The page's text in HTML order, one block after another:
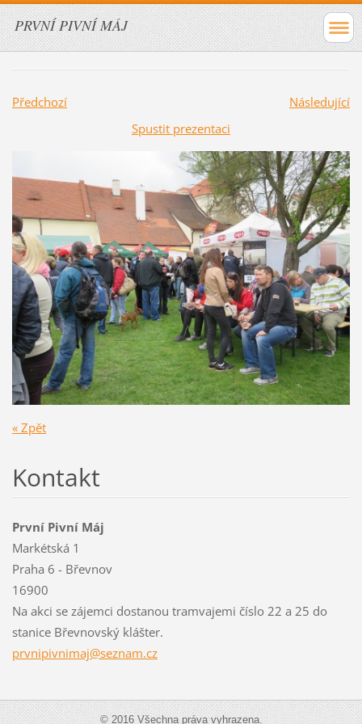
PRVNÍ PIVNÍ MÁJ
Předchozí
Následující
Spustit prezentaci
« Zpět
Kontakt
První Pivní Máj
Markétská 1
Praha 6 - Břevnov
16900
Na akci se zájemci dostanou tramvajemi číslo 22 a 25 do
stanice Břevnovský klášter.
prvnipivnimaj@seznam.cz
© 2016 Všechna práva vyhrazena.